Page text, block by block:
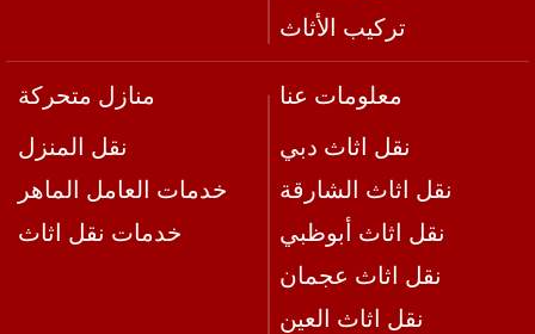
تركيب الأثاث
منازل متحركة
نقل المنزل
خدمات العامل الماهر
خدمات نقل اثاث
معلومات عنا
نقل اثاث دبي
نقل اثاث الشارقة
نقل اثاث أبوظبي
نقل اثاث عجمان
نقل اثاث العين